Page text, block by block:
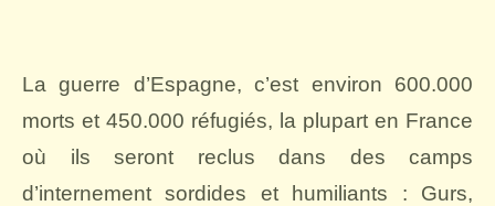
La guerre d’Espagne, c’est environ 600.000
morts et 450.000 réfugiés, la plupart en France
où ils seront reclus dans des camps
d’internement sordides et humiliants : Gurs,